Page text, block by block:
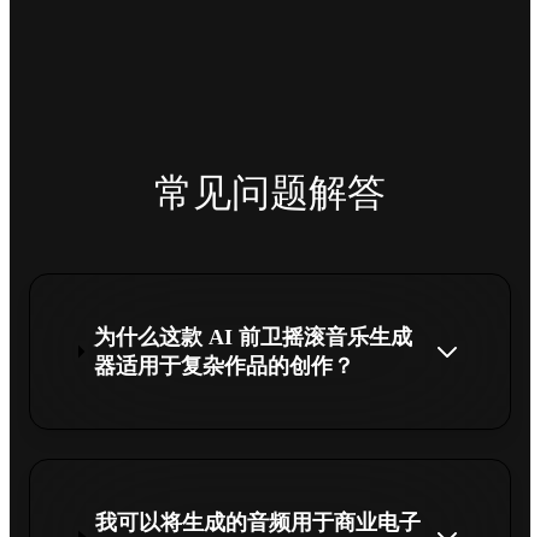
常见问题解答
为什么这款 AI 前卫摇滚音乐生成
器适用于复杂作品的创作？
我可以将生成的音频用于商业电子